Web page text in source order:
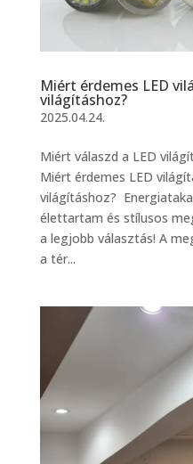
Miért érdemes LED
világításhoz?
2025.04.24.
Miért válaszd a LED
Miért érdemes LED
világításhoz?
élettartam és stílusos
a legjobb választás! A
a tér...